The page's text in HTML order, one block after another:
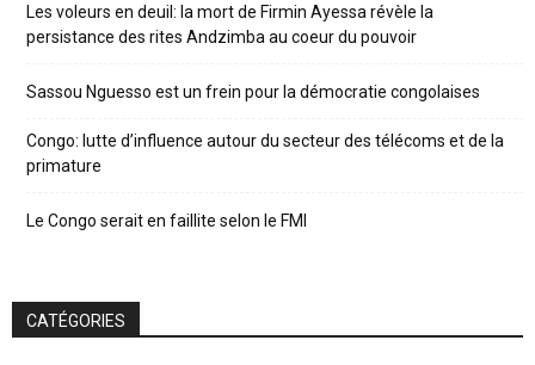
Les voleurs en deuil: la mort de Firmin Ayessa révèle la
persistance des rites Andzimba au coeur du pouvoir
Sassou Nguesso est un frein pour la démocratie congolaises
Congo: lutte d’influence autour du secteur des télécoms et de la
primature
Le Congo serait en faillite selon le FMI
CATÉGORIES